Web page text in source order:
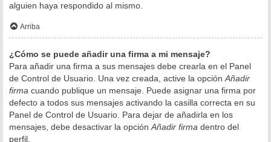
alguien haya respondido al mismo.
Arriba
¿Cómo se puede añadir una firma a mi mensaje?
Para añadir una firma a sus mensajes debe crearla en el Panel
de Control de Usuario. Una vez creada, active la opción Añadir
firma cuando publique un mensaje. Puede asignar una firma por
defecto a todos sus mensajes activando la casilla correcta en su
Panel de Control de Usuario. Para dejar de añadirla en los
mensajes, debe desactivar la opción Añadir firma dentro del
perfil.